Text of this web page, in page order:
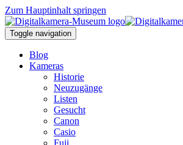
Zum Hauptinhalt springen
Toggle navigation
Blog
Kameras
Historie
Neuzugänge
Listen
Gesucht
Canon
Casio
Fuji